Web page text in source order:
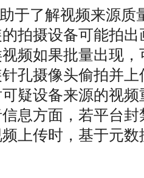
于了解视频来源质
拍摄设备可能拍
频如果批量出现
孔摄像头偷拍并
疑设备来源的视
息方面，若平台
上传时，基于元